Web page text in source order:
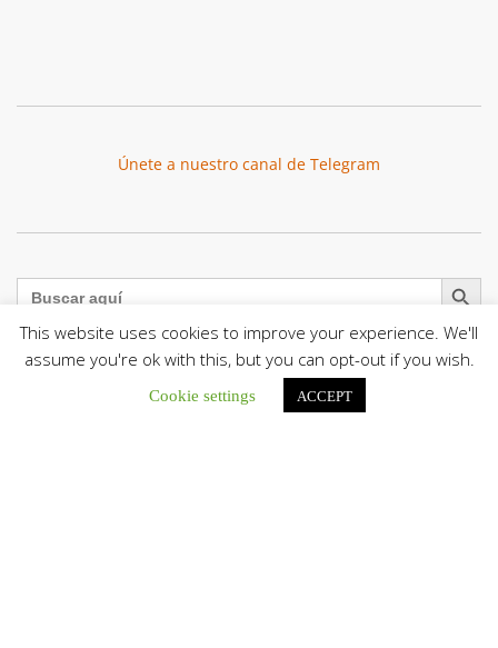
Únete a nuestro canal de Telegram
Buscar: Botón de
El Centro CEC realiza el 1° Encuentro Formativo de
This website uses cookies to improve your experience. We'll
assume you're ok with this, but you can opt-out if you wish.
Cookie settings ACCEPT